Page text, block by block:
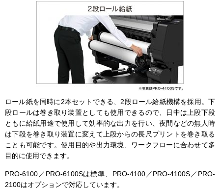
ロール紙を同時に2本セットできる、2段ロール給紙機構を採用。下
段ロールは巻き取り装置としても使用できるので、日中は上段下段
ともに給紙用途で使用して効率的な出力を行い、夜間などの無人時
は下段を巻き取り装置に変えて上段からの長尺プリントを巻き取る
ことも可能です。使用目的や出力環境、ワークフローに合わせて多
目的に使用できます。
PRO-6100／PRO-6100Sは標準、PRO-4100／PRO-4100S／PRO-
2100はオプションで対応しています。